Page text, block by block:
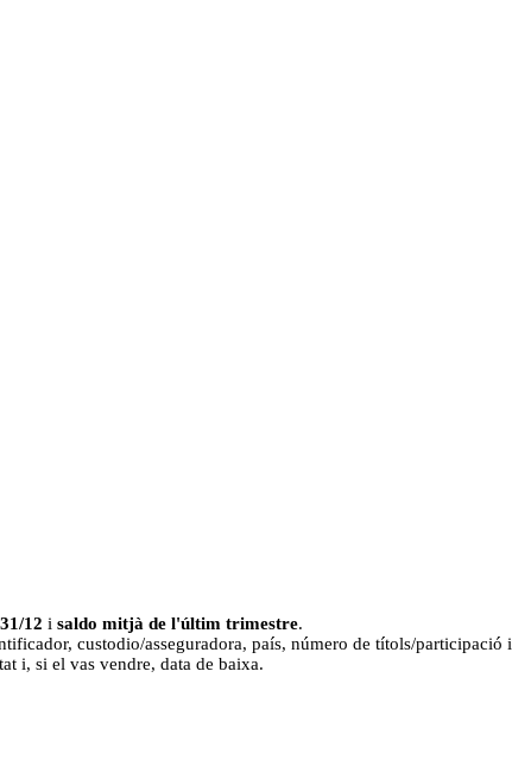
12 i saldo mitjà de l'últim trimestre.
custodio/asseguradora, país, número de títols/participació i
i, si el vas vendre, data de baixa.